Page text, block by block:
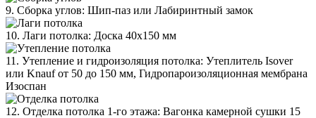
9. Сборка углов: Шип-паз или Лабиринтный замок
10. Лаги потолка: Доска 40х150 мм
11. Утепление и гидроизоляция потолка: Утеплитель Isover
или Knauf от 50 до 150 мм, Гидропароизоляционная мембрана
Изоспан
12. Отделка потолка 1-го этажа: Вагонка камерной сушки 15